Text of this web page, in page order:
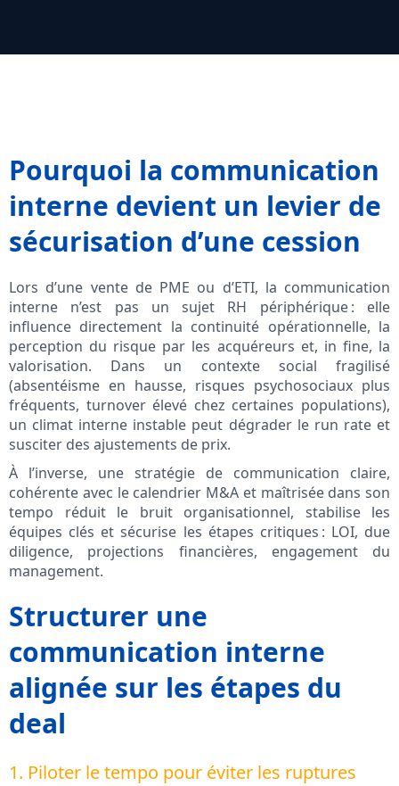
Pourquoi la communication
interne devient un levier de
sécurisation d’une cession
Lors d’une vente de PME ou d’ETI, la communication
interne n’est pas un sujet RH périphérique : elle
influence directement la continuité opérationnelle, la
perception du risque par les acquéreurs et, in fine, la
valorisation. Dans un contexte social fragilisé
(absentéisme en hausse, risques psychosociaux plus
fréquents, turnover élevé chez certaines populations),
un climat interne instable peut dégrader le run rate et
susciter des ajustements de prix.
À l’inverse, une stratégie de communication claire,
cohérente avec le calendrier M&A et maîtrisée dans son
tempo réduit le bruit organisationnel, stabilise les
équipes clés et sécurise les étapes critiques : LOI, due
diligence, projections financières, engagement du
management.
Structurer une
communication interne
alignée sur les étapes du
deal
1. Piloter le tempo pour éviter les ruptures